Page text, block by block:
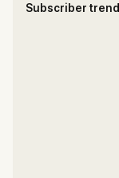
Subscriber trend